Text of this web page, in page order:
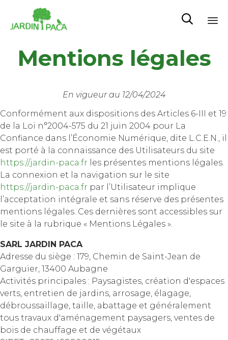

Mentions légales
En vigueur au 12/04/2024
Conformément aux dispositions des Articles 6-III et 19
de la Loi n°2004-575 du 21 juin 2004 pour La
Confiance dans l’Économie Numérique, dite L.C.E.N., il
est porté à la connaissance des Utilisateurs du site
https://jardin-paca.fr les présentes mentions légales.
La connexion et la navigation sur le site
https://jardin-paca.fr par l’Utilisateur implique
l’acceptation intégrale et sans réserve des présentes
mentions légales. Ces dernières sont accessibles sur
le site à la rubrique « Mentions Légales ».
SARL JARDIN PACA
Adresse du siège : 179, Chemin de Saint-Jean de
Garguier, 13400 Aubagne
Activités principales : Paysagistes, création d'espaces
verts, entretien de jardins, arrosage, élagage,
débroussaillage, taille, abattage et généralement
tous travaux d'aménagement paysagers, ventes de
bois de chauffage et de végétaux